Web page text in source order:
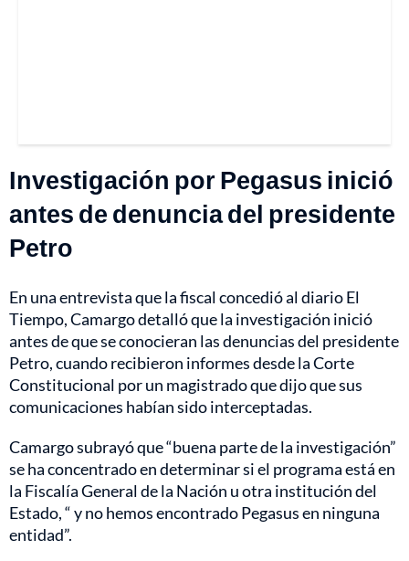
Investigación por Pegasus inició
antes de denuncia del presidente
Petro
En una entrevista que la fiscal concedió al diario El
Tiempo, Camargo detalló que la investigación inició
antes de que se conocieran las denuncias del presidente
Petro, cuando recibieron informes desde la Corte
Constitucional por un magistrado que dijo que sus
comunicaciones habían sido interceptadas.
Camargo subrayó que “buena parte de la investigación”
se ha concentrado en determinar si el programa está en
la Fiscalía General de la Nación u otra institución del
Estado, “ y no hemos encontrado Pegasus en ninguna
entidad”.